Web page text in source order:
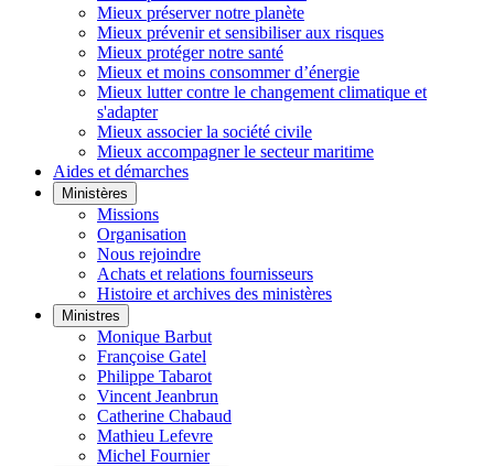
Mieux préserver notre planète
Mieux prévenir et sensibiliser aux risques
Mieux protéger notre santé
Mieux et moins consommer d’énergie
Mieux lutter contre le changement climatique et
s'adapter
Mieux associer la société civile
Mieux accompagner le secteur maritime
Aides et démarches
Ministères
Missions
Organisation
Nous rejoindre
Achats et relations fournisseurs
Histoire et archives des ministères
Ministres
Monique Barbut
Françoise Gatel
Philippe Tabarot
Vincent Jeanbrun
Catherine Chabaud
Mathieu Lefevre
Michel Fournier